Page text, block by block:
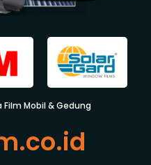
Mobil & Gedung